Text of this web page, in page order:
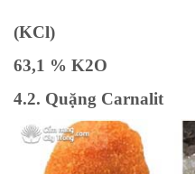
(KCl)
63,1 % K2O
4.2. Quặng Carnalit